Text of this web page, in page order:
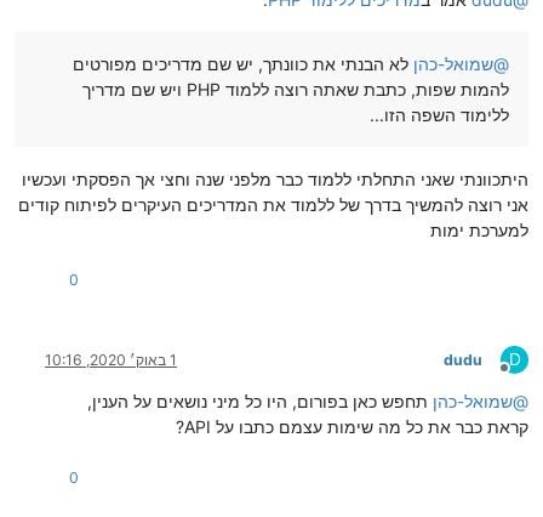
@שמואל-כהן לא הבנתי את כוונתך, יש שם מדריכים מפורטים
להמות שפות, כתבת שאתה רוצה ללמוד PHP ויש שם מדריך
ללימוד השפה הזו...
היתכוונתי שאני התחלתי ללמוד כבר מלפני שנה וחצי אך הפסקתי ועכשיו
אני רוצה להמשיך בדרך של ללמוד את המדריכים העיקרים לפיתוח קודים
למערכת ימות
0
D
מנותק
dudu 1 באוק׳ 2020, 10:16
@שמואל-כהן תחפש כאן בפורום, היו כל מיני נושאים על הענין,
קראת כבר את כל מה שימות עצמם כתבו על API?
0